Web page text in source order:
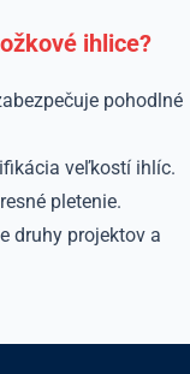
ihlice?
pohodlné
veľkostí ihlíc.
pletenie.
druhy projektov a